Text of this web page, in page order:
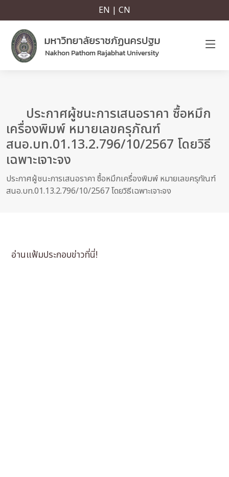
EN | CN
ประกาศผู้ชนะการเสนอราคา ซื้อหมึก
เครื่องพิมพ์ หมายเลขครุภัณฑ์
สนอ.บท.01.13.2.796/10/2567 โดยวิธี
เฉพาะเจาะจง
ประกาศผู้ชนะการเสนอราคา ซื้อหมึกเครื่องพิมพ์ หมายเลขครุภัณฑ์
สนอ.บท.01.13.2.796/10/2567 โดยวิธีเฉพาะเจาะจง
อ่านแฟ้มประกอบข่าวที่นี่!